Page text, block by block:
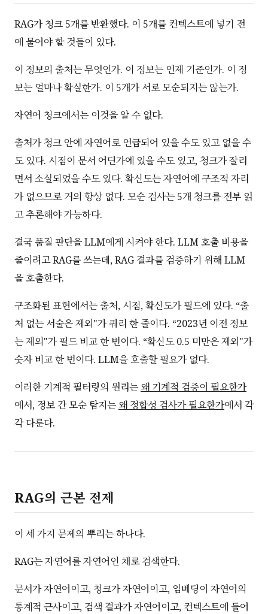
RAG가 청크 5개를 반환했다. 이 5개를 컨텍스트에 넣기 전
에 물어야 할 것들이 있다.
이 정보의 출처는 무엇인가. 이 정보는 언제 기준인가. 이 정
보는 얼마나 확실한가. 이 5개가 서로 모순되지는 않는가.
자연어 청크에서는 이것을 알 수 없다.
출처가 청크 안에 자연어로 언급되어 있을 수도 있고 없을 수
도 있다. 시점이 문서 어딘가에 있을 수도 있고, 청크가 잘리
면서 소실되었을 수도 있다. 확신도는 자연어에 구조적 자리
가 없으므로 거의 항상 없다. 모순 검사는 5개 청크를 전부 읽
고 추론해야 가능하다.
결국 품질 판단을 LLM에게 시켜야 한다. LLM 호출 비용을
줄이려고 RAG를 쓰는데, RAG 결과를 검증하기 위해 LLM
을 호출한다.
구조화된 표현에서는 출처, 시점, 확신도가 필드에 있다. “출
처 없는 서술은 제외"가 쿼리 한 줄이다. “2023년 이전 정보
는 제외"가 필드 비교 한 번이다. “확신도 0.5 미만은 제외"가
숫자 비교 한 번이다. LLM을 호출할 필요가 없다.
이러한 기계적 필터링의 원리는 왜 기계적 검증이 필요한가
에서, 정보 간 모순 탐지는 왜 정합성 검사가 필요한가에서 각
각 다룬다.
RAG의 근본 전제
이 세 가지 문제의 뿌리는 하나다.
RAG는 자연어를 자연어인 채로 검색한다.
문서가 자연어이고, 청크가 자연어이고, 임베딩이 자연어의
통계적 근사이고, 검색 결과가 자연어이고, 컨텍스트에 들어